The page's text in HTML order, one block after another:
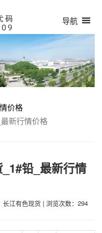
导航
价格
新行情价格
铅_最新行情
长江有色现货 | 浏览次数：294